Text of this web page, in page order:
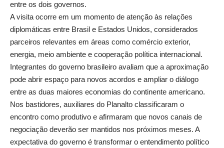
entre os dois governos.
A visita ocorre em um momento de atenção às relações
diplomáticas entre Brasil e Estados Unidos, considerados
parceiros relevantes em áreas como comércio exterior,
energia, meio ambiente e cooperação política internacional.
Integrantes do governo brasileiro avaliam que a aproximação
pode abrir espaço para novos acordos e ampliar o diálogo
entre as duas maiores economias do continente americano.
Nos bastidores, auxiliares do Planalto classificaram o
encontro como produtivo e afirmaram que novos canais de
negociação deverão ser mantidos nos próximos meses. A
expectativa do governo é transformar o entendimento político